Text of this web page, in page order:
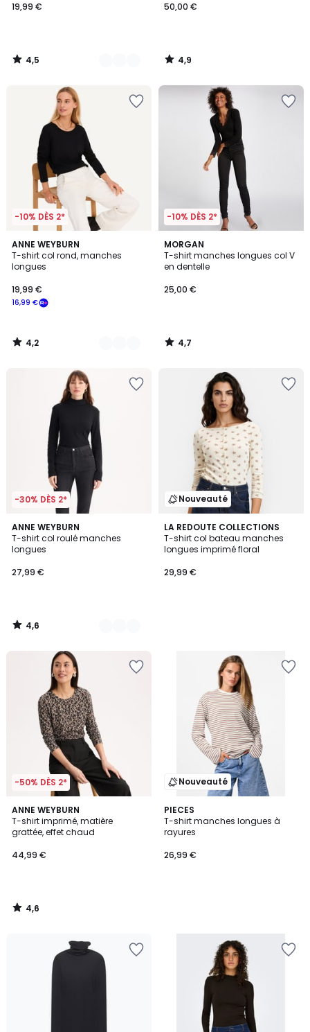
19,99 €
4,5
/
50,00 €
4,9
/
-10% DÈS 2*
ANNE WEYBURN
T-shirt col rond, manches
longues
16,99 €
19,99 €
4,2
/ 5
2
Couleurs
4,2
/
-10% DÈS 2*
MORGAN
T-shirt manches longues col V
en dentelle
25,00 €
4,7
/ 5
4,7
/
-30% DÈS 2*
ANNE WEYBURN
T-shirt col roulé manches
longues
27,99 €
4,6
/ 5
2
Couleurs
4,6
/
Nouveauté
LA REDOUTE COLLECTIONS
T-shirt col bateau manches
longues imprimé floral
29,99 €
-50% DÈS 2*
ANNE WEYBURN
T-shirt imprimé, matière
grattée, effet chaud
44,99 €
4,6
/ 5
4,6
/
Nouveauté
PIECES
T-shirt manches longues à
rayures
26,99 €